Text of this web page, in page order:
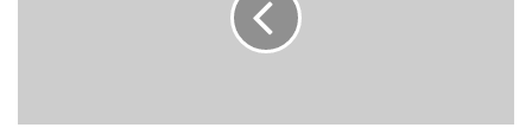
Palacio